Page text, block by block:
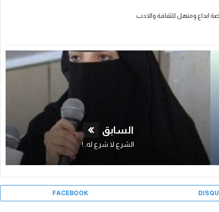
ابداع ومنهل للثقافة والادب
السابق
الشرع لا شرع له..!
FACEBOOK